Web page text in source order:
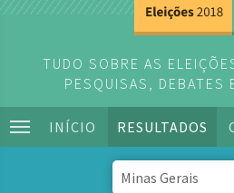
TUDO SOBRE AS
PESQUISAS, DEBATES
INÍCIO RESULTADOS